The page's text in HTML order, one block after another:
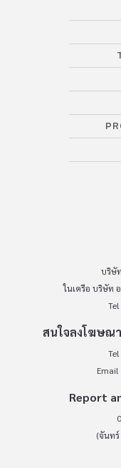
บริษั
ในเครือ บริษัท
สนใจลงโฆษณ
Email
Report
(จันทร์